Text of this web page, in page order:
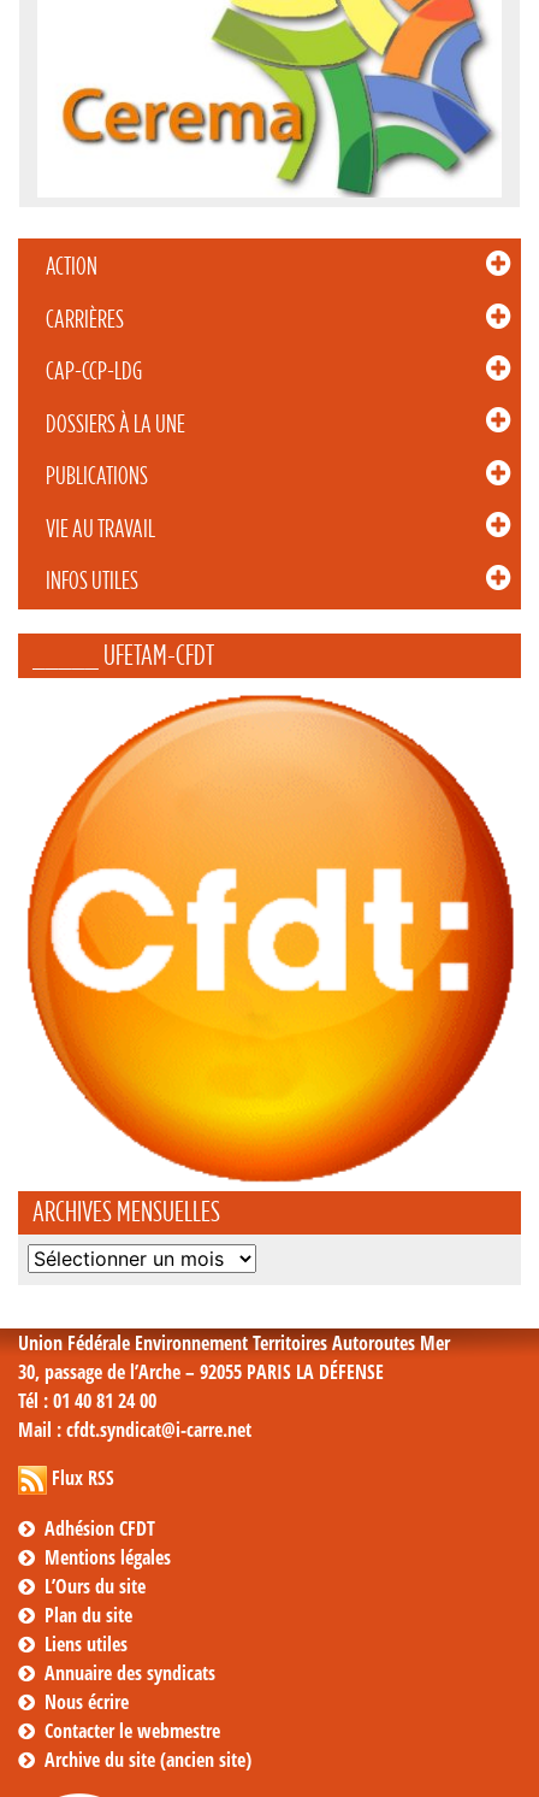
ACTION
CARRIÈRES
CAP-CCP-LDG
DOSSIERS À LA UNE
PUBLICATIONS
VIE AU TRAVAIL
INFOS UTILES
_____ UFETAM-CFDT
ARCHIVES MENSUELLES
Archives
Union Fédérale Environnement Territoires Autoroutes Mer
30, passage de l’Arche – 92055 PARIS LA DÉFENSE
Tél : 01 40 81 24 00
Mail : cfdt.syndicat@i-carre.net
Flux RSS
Adhésion CFDT
Mentions légales
L’Ours du site
Plan du site
Liens utiles
Annuaire des syndicats
Nous écrire
Contacter le webmestre
Archive du site (ancien site)